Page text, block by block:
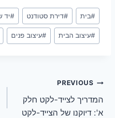
Post
Tags:
#בית #דירת סטודנט #יד
#עיצוב הבית #עיצוב פנים
ניווט
PREVIOUS
המדריך לצייד-לקט חלק
א': דיוקנו של הצייד-לקט